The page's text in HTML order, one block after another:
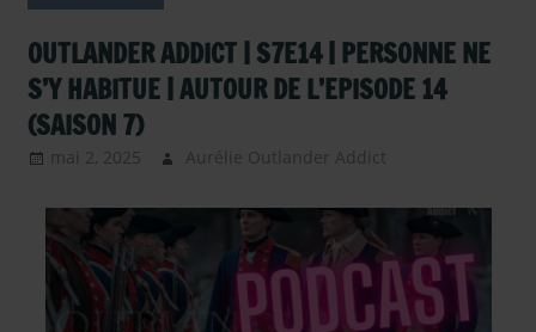
OUTLANDER ADDICT | S7E14 | PERSONNE NE
S’Y HABITUE | AUTOUR DE L’EPISODE 14
(SAISON 7)
mai 2, 2025 Aurélie Outlander Addict
7,podcast,
TV Outlander